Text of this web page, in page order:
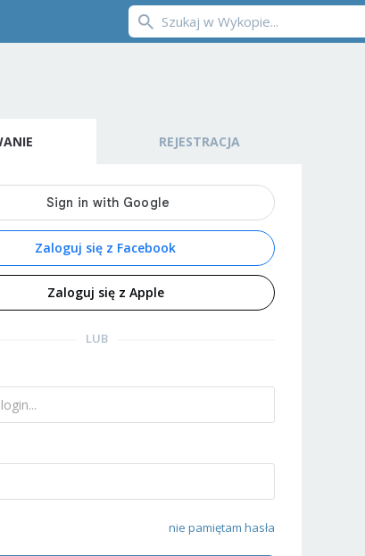
REJESTRACJA
Zaloguj się z Facebook
Zaloguj się z Apple
LUB
nie pamiętam hasła